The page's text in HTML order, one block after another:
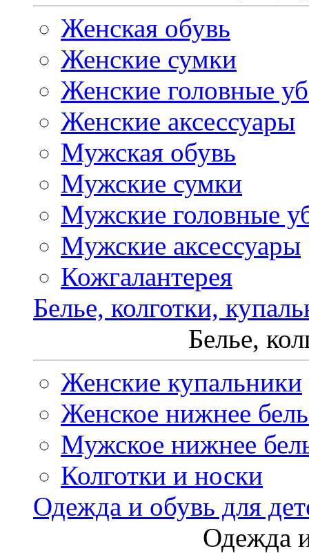
Женская обувь
Женские сумки
Женские головные
Женские аксессуары
Мужская обувь
Мужские сумки
Мужские головные
Мужские аксессуары
Кожгалантерея
Белье, колготки,
Белье,
Женские купальники
Женское нижнее
Мужское нижнее
Колготки и носки
Одежда и обувь для
Одежда